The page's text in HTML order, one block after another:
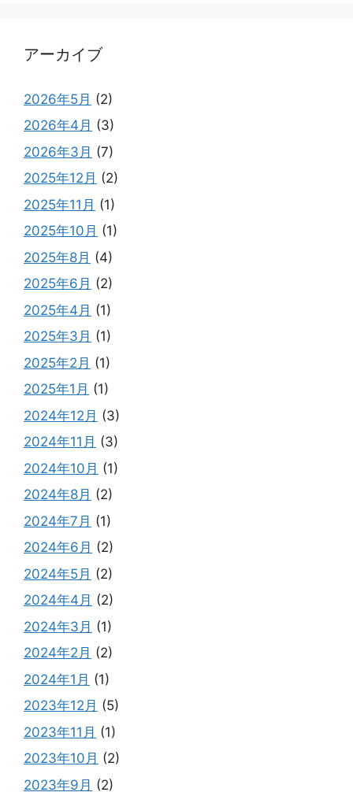
アーカイブ
2026年5月 (2)
2026年4月 (3)
2026年3月 (7)
2025年12月 (2)
2025年11月 (1)
2025年10月 (1)
2025年8月 (4)
2025年6月 (2)
2025年4月 (1)
2025年3月 (1)
2025年2月 (1)
2025年1月 (1)
2024年12月 (3)
2024年11月 (3)
2024年10月 (1)
2024年8月 (2)
2024年7月 (1)
2024年6月 (2)
2024年5月 (2)
2024年4月 (2)
2024年3月 (1)
2024年2月 (2)
2024年1月 (1)
2023年12月 (5)
2023年11月 (1)
2023年10月 (2)
2023年9月 (2)